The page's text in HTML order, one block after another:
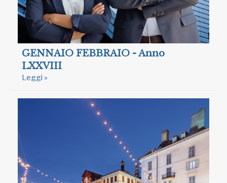
GENNAIO FEBBRAIO - Anno
LXXVIII
Leggi »